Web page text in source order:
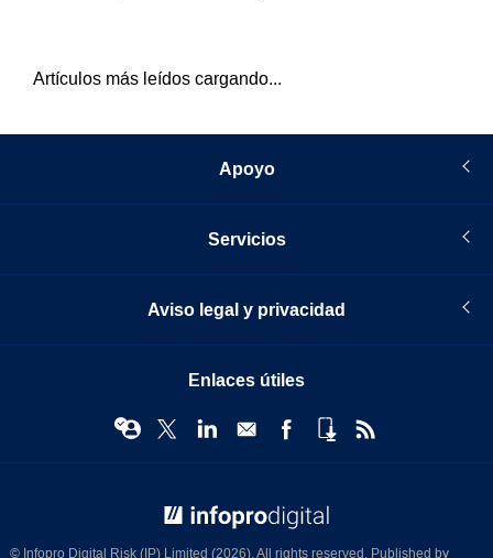
Artículos más leídos cargando...
Apoyo
Servicios
Aviso legal y privacidad
Enlaces útiles
© Infopro Digital Risk (IP) Limited (2026). All rights reserved. Published by